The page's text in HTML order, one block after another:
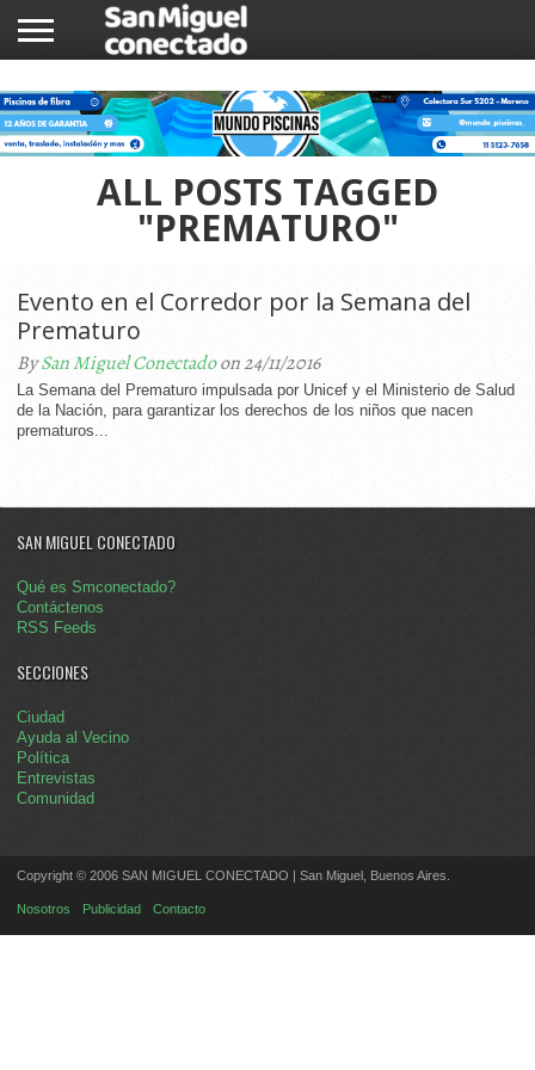
NOTICIAS
COMUNIDAD
COMERCIOS
ALL POSTS TAGGED
"PREMATURO"
Evento en el Corredor por la Semana del
Prematuro
BySan Miguel Conectadoon 24/11/2016
La Semana del Prematuro impulsada por Unicef y el Ministerio de Salud
de la Nación, para garantizar los derechos de los niños que nacen
prematuros...
SAN MIGUEL CONECTADO
Qué es Smconectado?
Contáctenos
RSS Feeds
SECCIONES
Ciudad
Ayuda al Vecino
Política
Entrevistas
Comunidad
Copyright © 2006 SAN MIGUEL CONECTADO | San Miguel, Buenos Aires.
Nosotros Publicidad Contacto